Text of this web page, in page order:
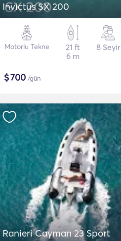
Invictus SX 200
Motorlu Tekne
21 ft
6 m
8 Seyir
$700 /gün
Ranieri Cayman 23 Sport